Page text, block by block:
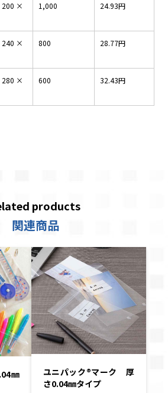
×
1,000 24.93円
×
800 28.77円
×
600 32.43円
products
関連商品
㎜
ユニパック®マーク 厚
さ0.04㎜タイプ